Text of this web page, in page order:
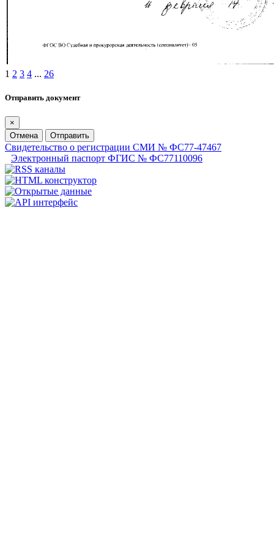
1 2 3 4 ... 26
Отправить документ
×
Отмена
Отправить
Свидетельство о регистрации СМИ № ФС77-47467
Электронный паспорт ФГИС № ФС77110096